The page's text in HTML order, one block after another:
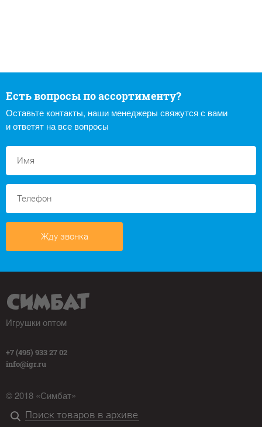
Есть вопросы по ассортименту?
Оставьте контакты, наши менеджеры свяжутся с вами
и ответят на все вопросы
Жду звонка
Игрушки оптом
+7 (495) 933 27 02
info@igr.ru
© 2018 «Симбат»